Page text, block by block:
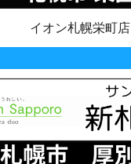
イオン札幌栄町店